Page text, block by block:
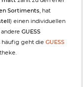
Sortiments, hat
) einen individuellen
GUESS
häufig geht die GUESS